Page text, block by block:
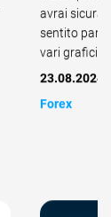
avrai
sentito
vari grafici
23.08.2024
Forex